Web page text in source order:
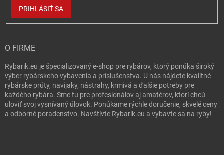
PRIHLÁSIŤ SA
O FIRME
Rybarik.eu je špecializovaný e-shop pre rybárov, ktorý ponúka široký
výber rybárskeho vybavenia a príslušenstva. U nás nájdete kvalitné
rybárske prúty, navijaky, nástrahy, krmivá a ďalšie potreby pre
každého rybára. Sme tu pre profesionálov aj amatérov, ktorí chcú
uloviť svoj vysnívaný úlovok. Ponúkame rýchle doručenie, skvelé ceny
a odborné poradenstvo. Navštívte Rybarik.eu a vybavte sa na ryby!